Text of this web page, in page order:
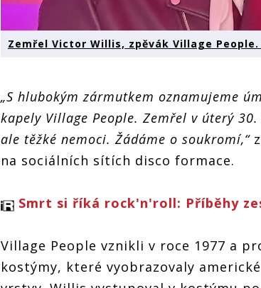
Zemřel Victor Willis, zpěvák Village People.
„S hlubokým zármutkem oznamujeme
kapely Village People. Zemřel v úterý
ale těžké nemoci. Žádáme o soukromí,“
na sociálních sítích disco formace.
Smrt si říká rock'n'roll: Příběhy
Village People vznikli v roce 1977 a
kostýmy, které vyobrazovaly